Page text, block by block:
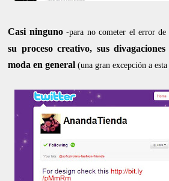
Casi ninguno -para no cometer el error de
su proceso creativo, sus
moda en general(una gran excepción a